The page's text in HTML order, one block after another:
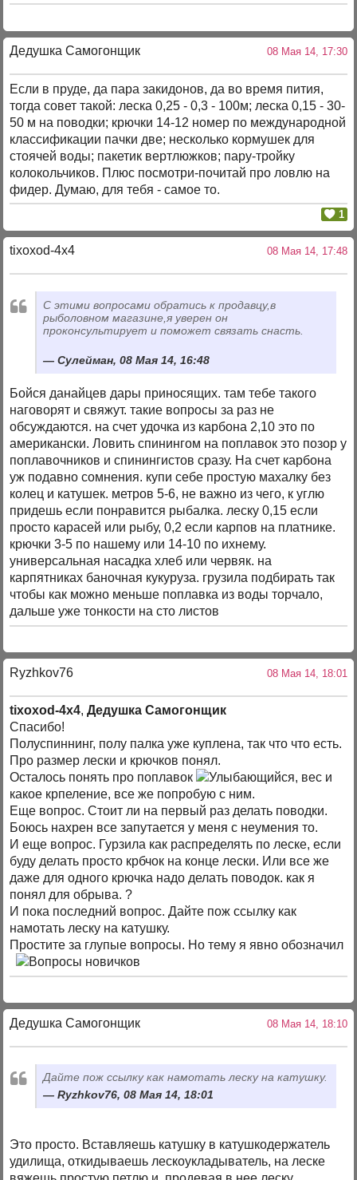
Дедушка Самогонщик 08 Мая 14, 17:30
Если в пруде, да пара закидонов, да во время пития,
тогда совет такой: леска 0,25 - 0,3 - 100м; леска 0,15 - 30-
50 м на поводки; крючки 14-12 номер по международной
классификации пачки две; несколько кормушек для
стоячей воды; пакетик вертлюжков; пару-тройку
колокольчиков. Плюс посмотри-почитай про ловлю на
фидер. Думаю, для тебя - самое то.
1
tixoxod-4x4 08 Мая 14, 17:48
С этими вопросами обратись к продавцу,в
рыболовном магазине,я уверен он
проконсультирует и поможет связать снасть.
Сулейман, 08 Мая 14, 16:48
Бойся данайцев дары приносящих. там тебе такого
наговорят и свяжут. такие вопросы за раз не
обсуждаются. на счет удочка из карбона 2,10 это по
американски. Ловить спинингом на поплавок это позор у
поплавочников и спинингистов сразу. На счет карбона
уж подавно сомнения. купи себе простую махалку без
колец и катушек. метров 5-6, не важно из чего, к углю
придешь если понравится рыбалка. леску 0,15 если
просто карасей или рыбу, 0,2 если карпов на платнике.
крючки 3-5 по нашему или 14-10 по ихнему.
универсальная насадка хлеб или червяк. на
карпятниках баночная кукуруза. грузила подбирать так
чтобы как можно меньше поплавка из воды торчало,
дальше уже тонкости на сто листов
Ryzhkov76 08 Мая 14, 18:01
tixoxod-4x4,Дедушка Самогонщик
Спасибо!
Полуспиннинг, полу палка уже куплена, так что что есть.
Про размер лески и крючков понял.
Осталось понять про поплавок
, вес и
какое крпеление, все же попробую с ним.
Еще вопрос. Стоит ли на первый раз делать поводки.
Боюсь нахрен все запутается у меня с неумения то.
И еще вопрос. Гурзила как распределять по леске, если
буду делать просто крбчок на конце лески. Или все же
даже для одного крючка надо делать поводок. как я
понял для обрыва. ?
И пока последний вопрос. Дайте пож ссылку как
намотать леску на катушку.
Простите за глупые вопросы. Но тему я явно обозначил
Дедушка Самогонщик 08 Мая 14, 18:10
Дайте пож ссылку как намотать леску на катушку.
Ryzhkov76, 08 Мая 14, 18:01
Это просто. Вставляешь катушку в катушкодержатель
удилища, откидываешь лескоукладыватель, на леске